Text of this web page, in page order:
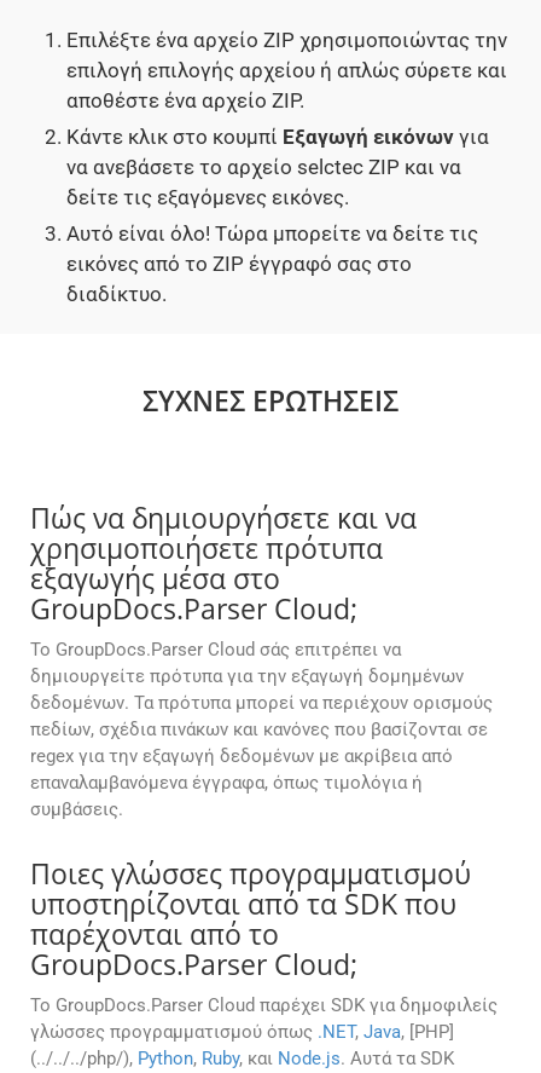
Επιλέξτε ένα αρχείο ZIP χρησιμοποιώντας την
επιλογή επιλογής αρχείου ή απλώς σύρετε και
αποθέστε ένα αρχείο ZIP.
Κάντε κλικ στο κουμπί Εξαγωγή εικόνων για
να ανεβάσετε το αρχείο selctec ZIP και να
δείτε τις εξαγόμενες εικόνες.
Αυτό είναι όλο! Τώρα μπορείτε να δείτε τις
εικόνες από το ZIP έγγραφό σας στο
διαδίκτυο.
ΣΥΧΝΈΣ ΕΡΩΤΉΣΕΙΣ
Πώς να δημιουργήσετε και να
χρησιμοποιήσετε πρότυπα
εξαγωγής μέσα στο
GroupDocs.Parser Cloud;
Το GroupDocs.Parser Cloud σάς επιτρέπει να
δημιουργείτε πρότυπα για την εξαγωγή δομημένων
δεδομένων. Τα πρότυπα μπορεί να περιέχουν ορισμούς
πεδίων, σχέδια πινάκων και κανόνες που βασίζονται σε
regex για την εξαγωγή δεδομένων με ακρίβεια από
επαναλαμβανόμενα έγγραφα, όπως τιμολόγια ή
συμβάσεις.
Ποιες γλώσσες προγραμματισμού
υποστηρίζονται από τα SDK που
παρέχονται από το
GroupDocs.Parser Cloud;
Το GroupDocs.Parser Cloud παρέχει SDK για δημοφιλείς
γλώσσες προγραμματισμού όπως .NET, Java, [PHP]
(../../../php/), Python, Ruby, και Node.js. Αυτά τα SDK